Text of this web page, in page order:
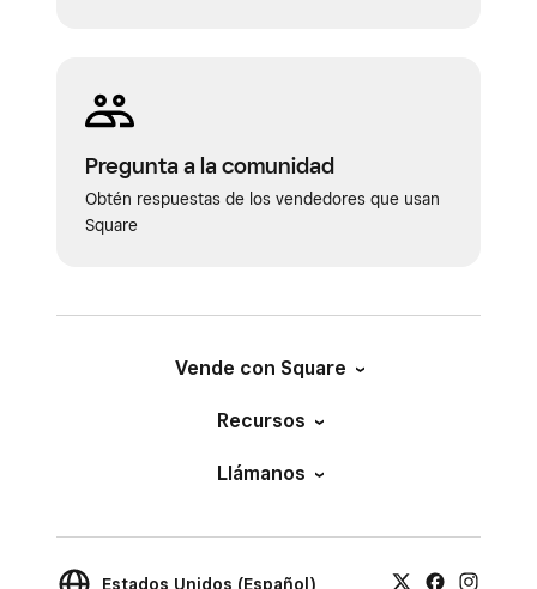
Pregunta a la comunidad
Obtén respuestas de los vendedores que usan
Square
Vende con Square
Recursos
Llámanos
Estados Unidos (Español)